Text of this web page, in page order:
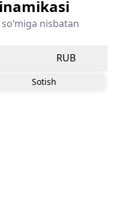
nisbatan
RUB
Sotish